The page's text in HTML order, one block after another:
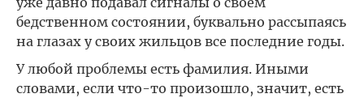
бедственном состоянии, буквально рассыпаясь
на глазах у своих жильцов все последние годы.
У любой проблемы есть фамилия. Иными
словами, если что-то произошло, значит, есть